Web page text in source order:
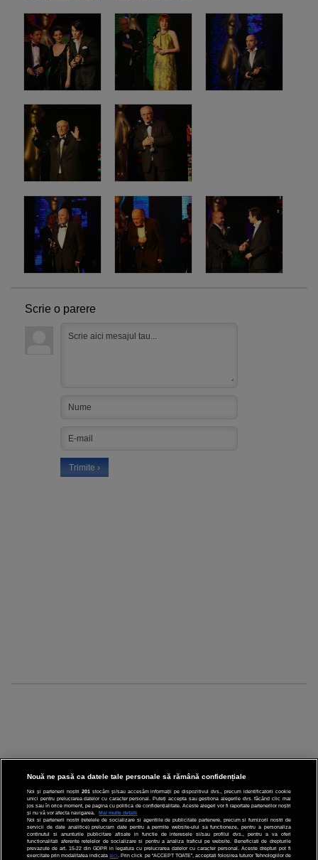
Scrie o parere
CINEMA
DIVERTISMENT
STIRI
Nouă ne pasă ca datele tale personale să rămână confidențiale
Noi și partenerii noștri 201 stocăm și/sau accesăm informații pe dispozitivul dvs., precum identificatorii cookie
unici pentru prelucrarea datelor cu caracter personal. Puteți accepta sau gestiona alegerile dvs. făcând clic mai
jos sau în orice moment, pe pagina cu politica de confidențialitate. Aceste alegeri vor fi raportate partenerilor noștri
și nu vă vor afecta navigarea.
Mai multe detalii
Noi si partenerii nostri (retelele de socializare si agentiile de publicitate partenere, precum si furnizorii nostri de
servicii de date analitice) prelucram date pentru a permite website-ului sa functioneze, pentru a personaliza
continutul si anunturile publicitare afisate in functie de interesele si/sau profilul dvs., pentru a va oferi
functionalitati aferente retelelor de socializare si pentru a analiza traficul pe website. Beneficiati de drepturile
prevazute de art. 15-22 din GDPR in legatura cu prelucrarea datelor cu caracter personal. Aceste drepturi pot fi
exercitate prin modalitatea indicataaici . Prin click pe “ACCEPT TOATE”, acceptati folosirea tuturor Tehnologiilor de